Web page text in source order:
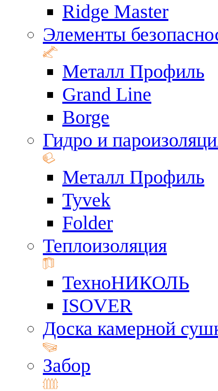
Ridge Master
Элементы
Металл Профиль
Grand Line
Borge
Гидро и
Металл Профиль
Tyvek
Folder
Теплоизоляция
ТехноНИКОЛЬ
ISOVER
Доска камерной
Забор